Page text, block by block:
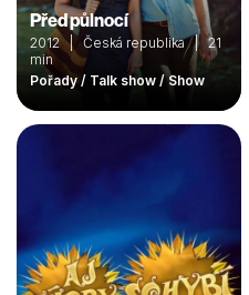
Před půlnocí
2012 | Česká republika | 21
min
Pořady / Talk show / Show